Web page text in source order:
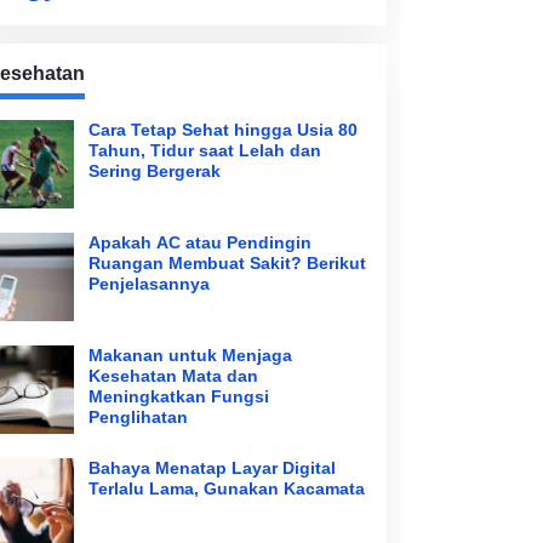
Cara Tetap Sehat hingga Usia 80
Tahun, Tidur saat Lelah dan
Sering Bergerak
Apakah AC atau Pendingin
Ruangan Membuat Sakit? Berikut
Penjelasannya
Makanan untuk Menjaga
Kesehatan Mata dan
Meningkatkan Fungsi
Penglihatan
Bahaya Menatap Layar Digital
Terlalu Lama, Gunakan Kacamata